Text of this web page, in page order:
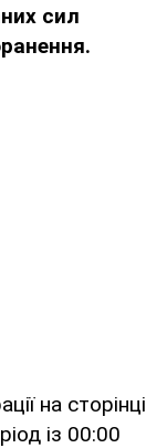
сил
на сторінці
із 00:00